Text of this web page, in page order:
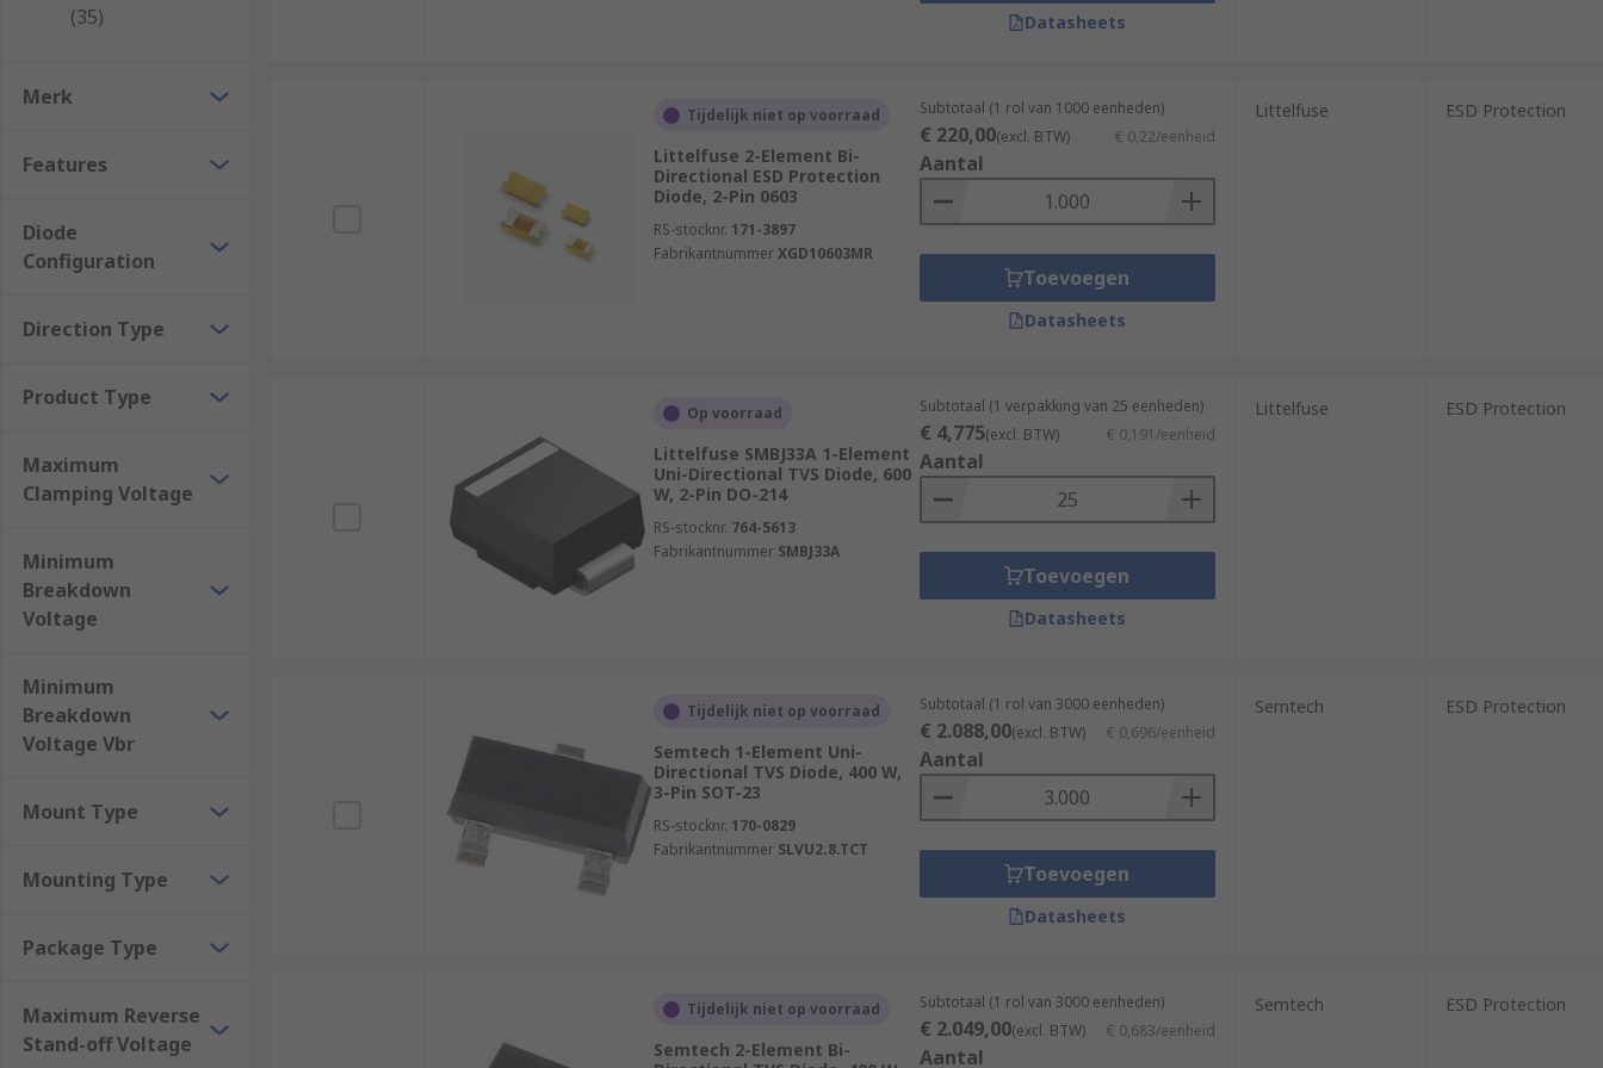
TVS diodes have numerous applications but are primarily used to protect microprocessors
Consumer electronics
(35)
Merk
Features
Diode
Configuration
Direction Type
Product Type
Maximum
Clamping Voltage
Minimum
Breakdown
Voltage
Minimum
Breakdown
Voltage Vbr
Mount Type
Mounting Type
Package Type
Maximum Reverse
Stand-off Voltage
Datasheets
Tijdelijk niet op voorraad
Littelfuse 2-Element Bi-
Directional ESD Protection
Diode, 2-Pin 0603
RS-stocknr. 171-3897
FabrikantnummerXGD10603MR
Subtotaal (1 rol van 1000 eenheden)
€ 220,00(excl. BTW) € 0,22/eenheid
Aantal
Toevoegen
Datasheets
Littelfuse ESD Protection
Op voorraad
Littelfuse SMBJ33A 1-Element
Uni-Directional TVS Diode, 600
W, 2-Pin DO-214
RS-stocknr. 764-5613
Fabrikantnummer SMBJ33A
Subtotaal (1 verpakking van 25 eenheden)
€ 4,775(excl. BTW) € 0,191/eenheid
Aantal
Toevoegen
Datasheets
Littelfuse ESD Protection
Tijdelijk niet op voorraad
Semtech 1-Element Uni-
Directional TVS Diode, 400 W,
3-Pin SOT-23
RS-stocknr. 170-0829
Fabrikantnummer SLVU2.8.TCT
Subtotaal (1 rol van 3000 eenheden)
€ 2.088,00(excl. BTW) € 0,696/eenheid
Aantal
Toevoegen
Datasheets
Semtech ESD Protection
Tijdelijk niet op voorraad
Semtech 2-Element Bi-
Subtotaal (1 rol van 3000 eenheden)
€ 2.049,00(excl. BTW) € 0,683/eenheid
Aantal
Semtech ESD Protection